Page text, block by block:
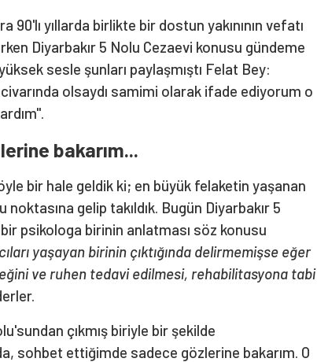
90'lı yıllarda birlikte bir dostun yakınının vefatı
Diyarbakır 5 Nolu Cezaevi konusu gündeme
sesle şunları paylaşmıştı Felat Bey:
civarında olsaydı samimi olarak ifade ediyorum o
bakarım...
bir hale geldik ki; en büyük felaketin yaşanan
gelip takıldık. Bugün Diyarbakır 5
psikologa birinin anlatması söz konusu
yaşayan birinin çıktığında delirmemişse eğer
ve ruhen tedavi edilmesi, rehabilitasyona tabi
çıkmış biriyle bir şekilde
sohbet ettiğimde sadece gözlerine bakarım. O